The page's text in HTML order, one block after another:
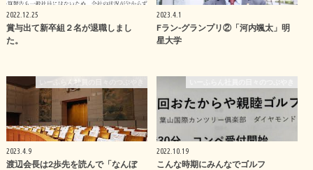
2022.12.25
賞与出て新卒組２名が退職しまし
た。
2023.4.1
Fラン-グランプリ②「河内颯太」明
星大学
いーふらん社員の日々のつぶやき
2023.4.9
渡辺会長は2歩先を読んで「なんぼ
2022.10.19
こんな時期にみんなでゴルフ